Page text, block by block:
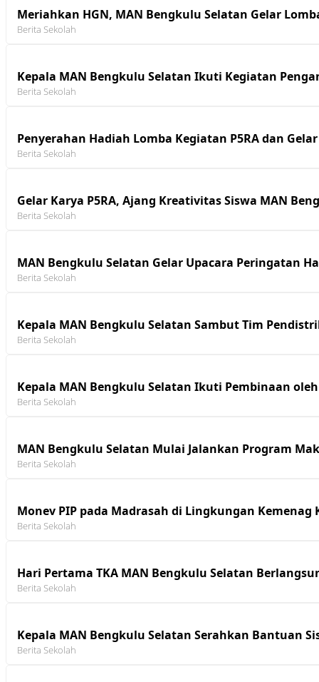
Meriahkan HGN, MAN Bengkulu Selatan Gelar
Berita Sekolah
Kepala MAN Bengkulu Selatan Ikuti Kegiatan
Berita Sekolah
Penyerahan Hadiah Lomba Kegiatan P5RA dan
Berita Sekolah
Gelar Karya P5RA, Ajang Kreativitas Siswa MAN
Berita Sekolah
MAN Bengkulu Selatan Gelar Upacara Peringatan
Berita Sekolah
Kepala MAN Bengkulu Selatan Sambut Tim
Berita Sekolah
Kepala MAN Bengkulu Selatan Ikuti Pembinaan
Berita Sekolah
MAN Bengkulu Selatan Mulai Jalankan Program
Berita Sekolah
Monev PIP pada Madrasah di Lingkungan Kemenag
Berita Sekolah
Hari Pertama TKA MAN Bengkulu Selatan
Berita Sekolah
Kepala MAN Bengkulu Selatan Serahkan Bantuan
Berita Sekolah